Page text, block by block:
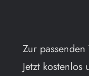
Zur
Jetzt